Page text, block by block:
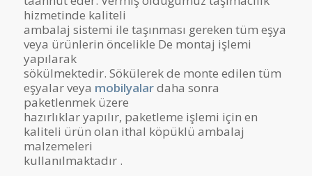
hizmetinde kaliteli
ambalaj sistemi ile taşınması gereken tüm eşya
veya ürünlerin öncelikle De montaj işlemi
yapılarak
sökülmektedir. Sökülerek de monte edilen tüm
eşyalar veya mobilyalardaha sonra
paketlenmek üzere
hazırlıklar yapılır, paketleme işlemi için en
kaliteli ürün olan ithal köpüklü ambalaj
malzemeleri
kullanılmaktadır .